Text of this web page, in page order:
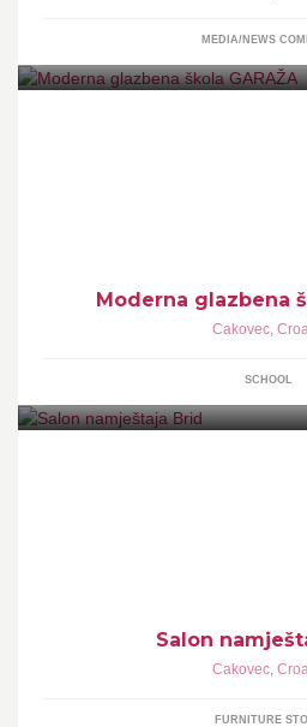
MEDIA/NEWS
Moderna glazbena
Cakovec,
SCHOOL
Salon
Cakovec,
FURNITURE